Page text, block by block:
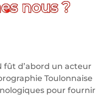
fût d’abord un acteur
Toulonnaise
pour fournir